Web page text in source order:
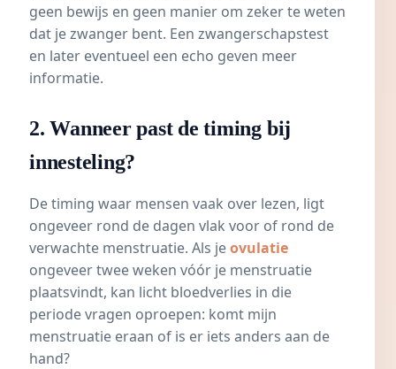
geen bewijs en geen manier om zeker te weten
dat je zwanger bent. Een zwangerschapstest
en later eventueel een echo geven meer
informatie.
2. Wanneer past de timing bij
innesteling?
De timing waar mensen vaak over lezen, ligt
ongeveer rond de dagen vlak voor of rond de
verwachte menstruatie. Als jeovulatie
ongeveer twee weken vóór je menstruatie
plaatsvindt, kan licht bloedverlies in die
periode vragen oproepen: komt mijn
menstruatie eraan of is er iets anders aan de
hand?